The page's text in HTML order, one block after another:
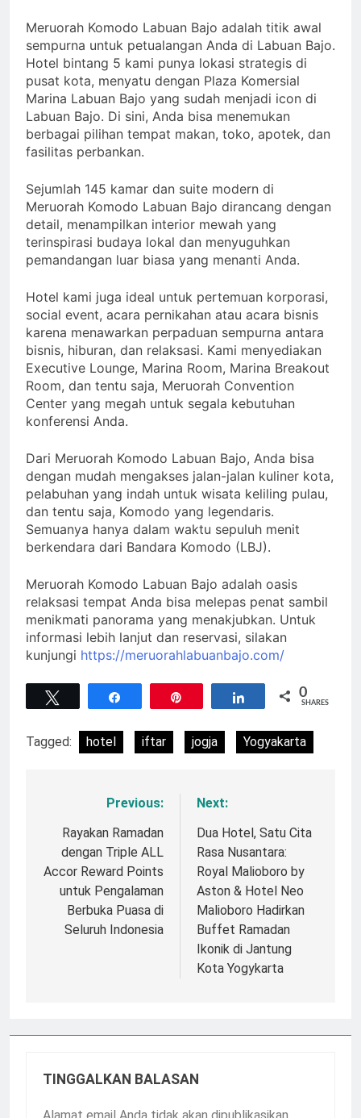
Meruorah Komodo Labuan Bajo adalah titik awal
sempurna untuk petualangan Anda di Labuan Bajo.
Hotel bintang 5 kami punya lokasi strategis di
pusat kota, menyatu dengan Plaza Komersial
Marina Labuan Bajo yang sudah menjadi icon di
Labuan Bajo. Di sini, Anda bisa menemukan
berbagai pilihan tempat makan, toko, apotek, dan
fasilitas perbankan.
Sejumlah 145 kamar dan suite modern di
Meruorah Komodo Labuan Bajo dirancang dengan
detail, menampilkan interior mewah yang
terinspirasi budaya lokal dan menyuguhkan
pemandangan luar biasa yang menanti Anda.
Hotel kami juga ideal untuk pertemuan korporasi,
social event, acara pernikahan atau acara bisnis
karena menawarkan perpaduan sempurna antara
bisnis, hiburan, dan relaksasi. Kami menyediakan
Executive Lounge, Marina Room, Marina Breakout
Room, dan tentu saja, Meruorah Convention
Center yang megah untuk segala kebutuhan
konferensi Anda.
Dari Meruorah Komodo Labuan Bajo, Anda bisa
dengan mudah mengakses jalan-jalan kuliner kota,
pelabuhan yang indah untuk wisata keliling pulau,
dan tentu saja, Komodo yang legendaris.
Semuanya hanya dalam waktu sepuluh menit
berkendara dari Bandara Komodo (LBJ).
Meruorah Komodo Labuan Bajo adalah oasis
relaksasi tempat Anda bisa melepas penat sambil
menikmati panorama yang menakjubkan. Untuk
informasi lebih lanjut dan reservasi, silakan
kunjungi https://meruorahlabuanbajo.com/
Share 0
SHARES
Tagged: hotel iftar jogja Yogyakarta
Navigasi
pos
Previous:
Rayakan Ramadan
dengan Triple ALL
Accor Reward Points
untuk Pengalaman
Berbuka Puasa di
Seluruh Indonesia
Next:
Dua Hotel, Satu Cita
Rasa Nusantara:
Royal Malioboro by
Aston & Hotel Neo
Malioboro Hadirkan
Buffet Ramadan
Ikonik di Jantung
Kota Yogykarta
TINGGALKAN BALASAN